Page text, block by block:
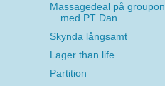
Massagedeal på groupon
med PT Dan
Skynda långsamt
Lager than life
Partition